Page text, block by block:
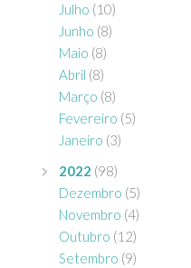
Julho (10)
Junho (8)
Maio (8)
Abril (8)
Março (8)
Fevereiro (5)
Janeiro (3)
2022 (98)
Dezembro (5)
Novembro (4)
Outubro (12)
Setembro (9)